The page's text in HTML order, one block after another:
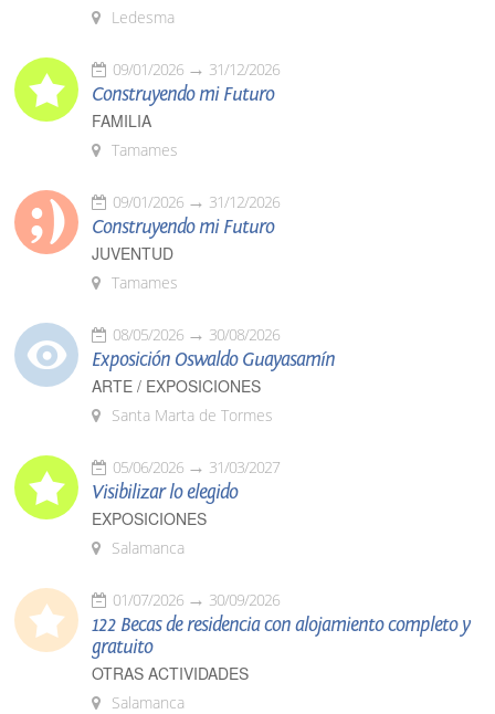
Ledesma
09/01/2026 31/12/2026
Construyendo mi Futuro
FAMILIA
Tamames
09/01/2026 31/12/2026
Construyendo mi Futuro
JUVENTUD
Tamames
08/05/2026 30/08/2026
Exposición Oswaldo Guayasamín
ARTE / EXPOSICIONES
Santa Marta de Tormes
05/06/2026 31/03/2027
Visibilizar lo elegido
EXPOSICIONES
Salamanca
01/07/2026 30/09/2026
122 Becas de residencia con alojamiento completo y
gratuito
OTRAS ACTIVIDADES
Salamanca